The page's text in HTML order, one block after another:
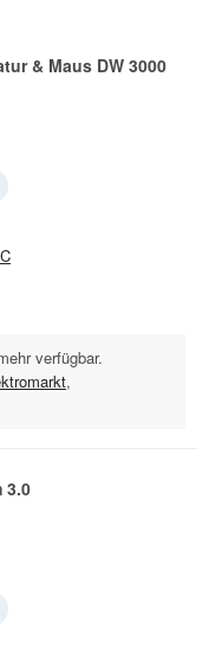
Kabellose Tastatur & Maus DW 3000
verfügbar.
,
3.0